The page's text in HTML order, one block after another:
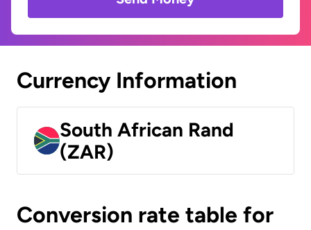
Currency Information
South African Rand
(ZAR)
Conversion rate table for